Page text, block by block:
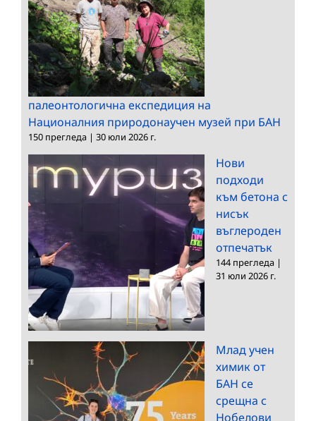
палеонтологична експедиция на
Националния природонаучен музей при БАН
150 прегледа | 30 юли 2026 г.
Нови
подходи
към бетона с
нисък
въглероден
отпечатък
144 прегледа |
31 юли 2026 г.
Млад учен
химик от
БАН се
срещна с
Нобелови